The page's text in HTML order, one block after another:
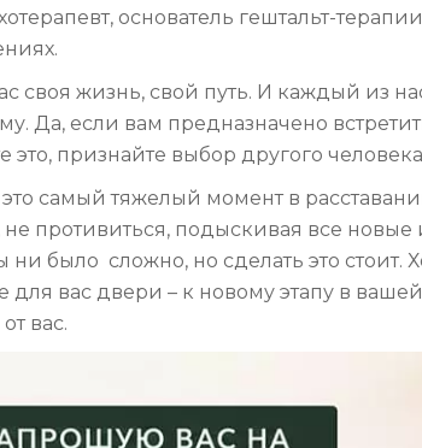
основатель гештальт-
своя жизнь, свой путь. И каждый из
Да, если вам предназначено
это, признайте выбор другого
самый тяжелый момент в
не противиться, подыскивая все
ни было сложно, но сделать это стоит.
для вас двери – к новому этапу в
вас.